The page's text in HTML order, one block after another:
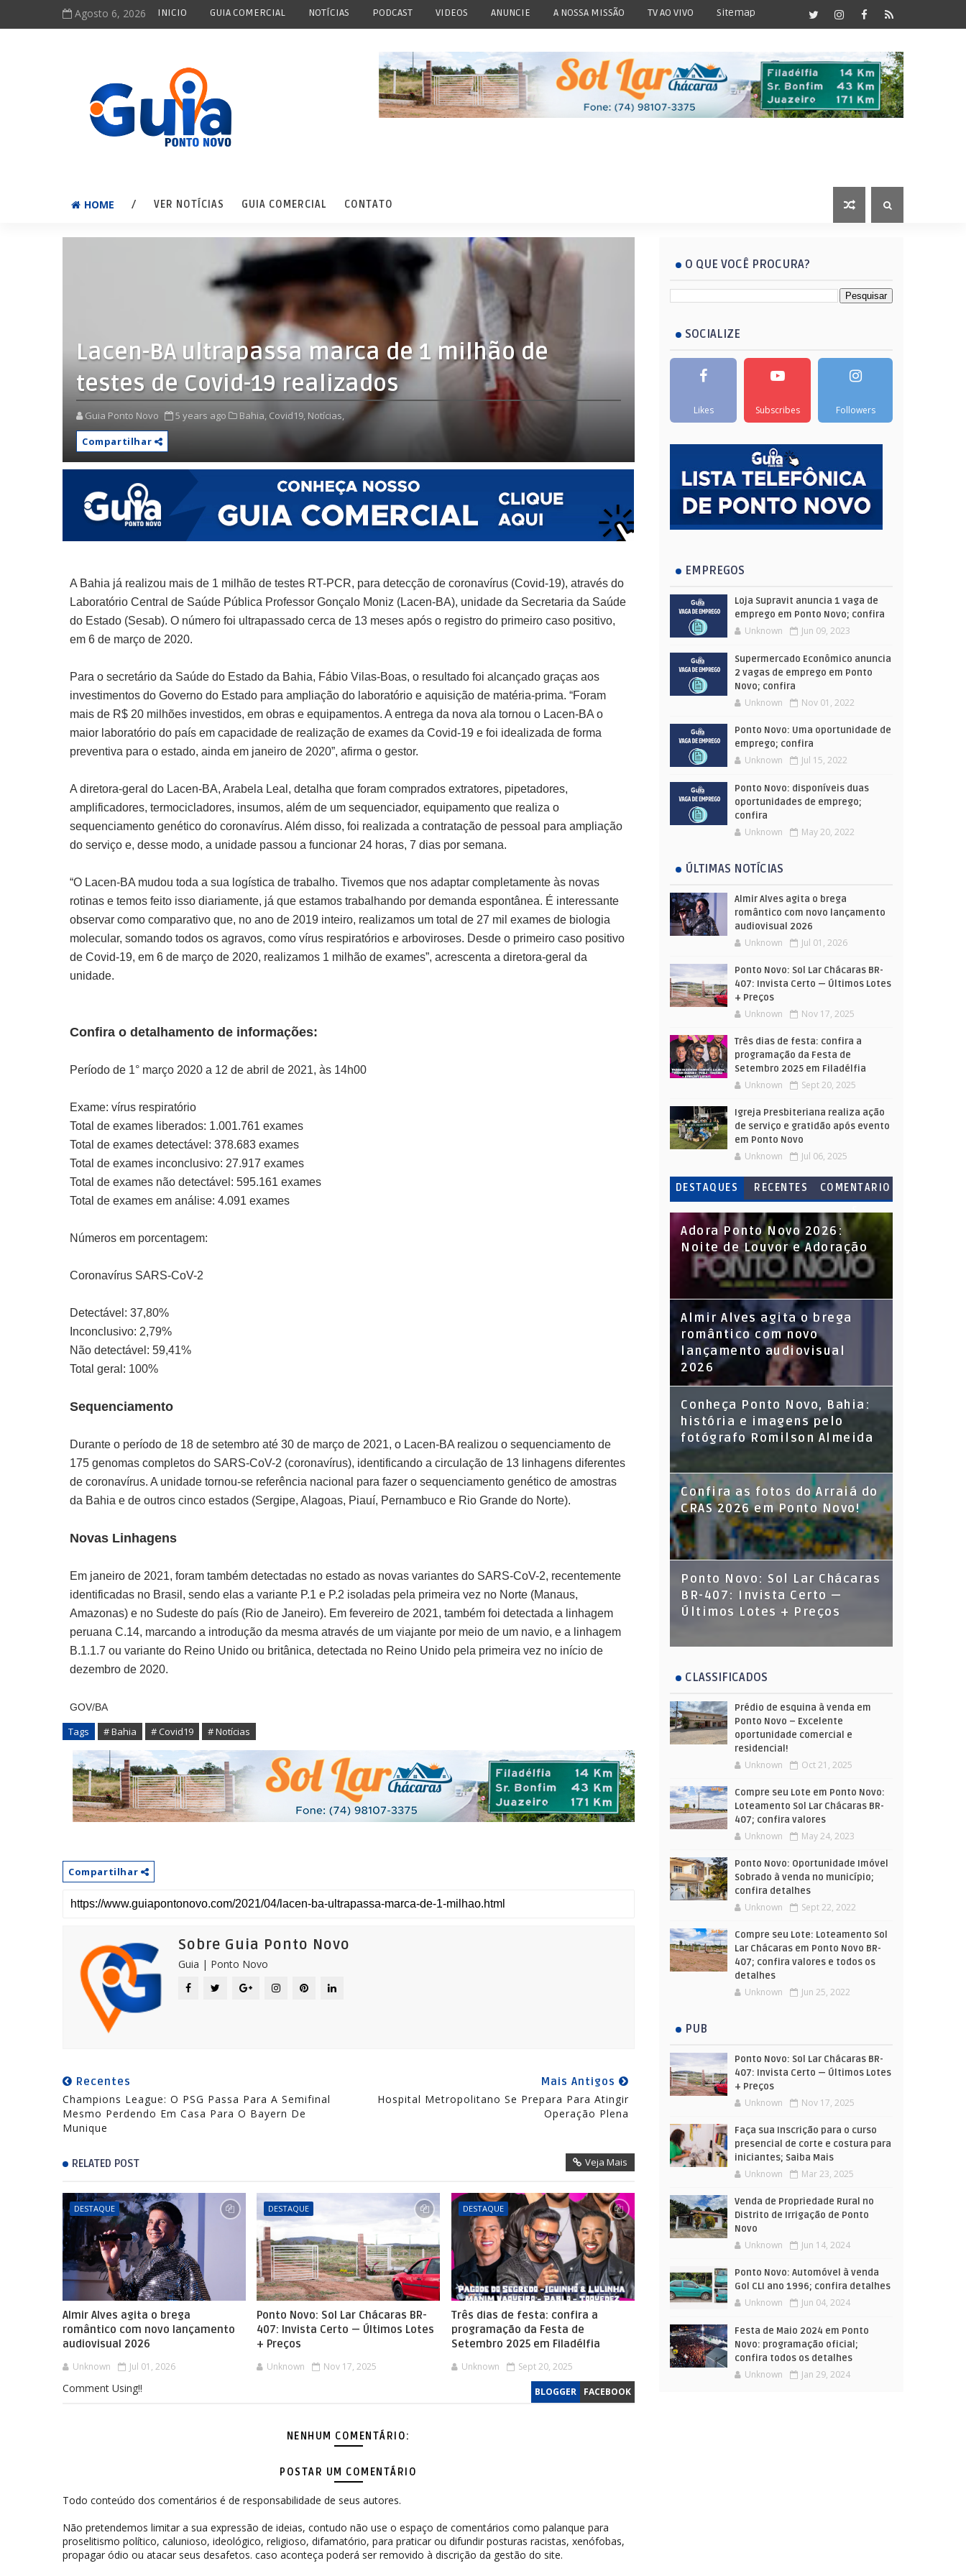
Agosto 6, 2026 INICIO GUIA COMERCIAL NOTÍCIAS PODCAST VIDEOS ANUNCIE A NOSSA MISSÃO TV AO VIVO Sitemap
HOME / VER NOTÍCIAS GUIA COMERCIAL CONTATO
Lacen-BA ultrapassa marca de 1 milhão de
testes de Covid-19 realizados
Guia Ponto Novo 5 years ago Bahia, Covid19, Notícias,
Compartilhar
A Bahia já realizou mais de 1 milhão de testes RT-PCR, para detecção de coronavírus (Covid-19), através do
Laboratório Central de Saúde Pública Professor Gonçalo Moniz (Lacen-BA), unidade da Secretaria da Saúde
do Estado (Sesab). O número foi ultrapassado cerca de 13 meses após o registro do primeiro caso positivo,
em 6 de março de 2020.
Para o secretário da Saúde do Estado da Bahia, Fábio Vilas-Boas, o resultado foi alcançado graças aos
investimentos do Governo do Estado para ampliação do laboratório e aquisição de matéria-prima. “Foram
mais de R$ 20 milhões investidos, em obras e equipamentos. A entrega da nova ala tornou o Lacen-BA o
maior laboratório do país em capacidade de realização de exames da Covid-19 e foi idealizada de forma
preventiva para o estado, ainda em janeiro de 2020”, afirma o gestor.
A diretora-geral do Lacen-BA, Arabela Leal, detalha que foram comprados extratores, pipetadores,
amplificadores, termocicladores, insumos, além de um sequenciador, equipamento que realiza o
sequenciamento genético do coronavírus. Além disso, foi realizada a contratação de pessoal para ampliação
do serviço e, desse modo, a unidade passou a funcionar 24 horas, 7 dias por semana.
“O Lacen-BA mudou toda a sua logística de trabalho. Tivemos que nos adaptar completamente às novas
rotinas e temos feito isso diariamente, já que estamos trabalhando por demanda espontânea. É interessante
observar como comparativo que, no ano de 2019 inteiro, realizamos um total de 27 mil exames de biologia
molecular, somando todos os agravos, como vírus respiratórios e arboviroses. Desde o primeiro caso positivo
de Covid-19, em 6 de março de 2020, realizamos 1 milhão de exames”, acrescenta a diretora-geral da
unidade.
Confira o detalhamento de informações:
Período de 1° março 2020 a 12 de abril de 2021, às 14h00
Exame: vírus respiratório
Total de exames liberados: 1.001.761 exames
Total de exames detectável: 378.683 exames
Total de exames inconclusivo: 27.917 exames
Total de exames não detectável: 595.161 exames
Total de exames em análise: 4.091 exames
Números em porcentagem:
Coronavírus SARS-CoV-2
Detectável: 37,80%
Inconclusivo: 2,79%
Não detectável: 59,41%
Total geral: 100%
Sequenciamento
Durante o período de 18 de setembro até 30 de março de 2021, o Lacen-BA realizou o sequenciamento de
175 genomas completos do SARS-CoV-2 (coronavírus), identificando a circulação de 13 linhagens diferentes
de coronavírus. A unidade tornou-se referência nacional para fazer o sequenciamento genético de amostras
da Bahia e de outros cinco estados (Sergipe, Alagoas, Piauí, Pernambuco e Rio Grande do Norte).
Novas Linhagens
Em janeiro de 2021, foram também detectadas no estado as novas variantes do SARS-CoV-2, recentemente
identificadas no Brasil, sendo elas a variante P.1 e P.2 isoladas pela primeira vez no Norte (Manaus,
Amazonas) e no Sudeste do país (Rio de Janeiro). Em fevereiro de 2021, também foi detectada a linhagem
peruana C.14, marcando a introdução da mesma através de um viajante por meio de um navio, e a linhagem
B.1.1.7 ou variante do Reino Unido ou britânica, detectada no Reino Unido pela primeira vez no início de
dezembro de 2020.
GOV/BA
Tags # Bahia # Covid19 # Notícias
Compartilhar
Sobre Guia Ponto Novo
Guia | Ponto Novo
Recentes
Champions League: O PSG Passa Para A Semifinal
Mesmo Perdendo Em Casa Para O Bayern De
Munique
Mais Antigos
Hospital Metropolitano Se Prepara Para Atingir
Operação Plena
RELATED POST Veja Mais
DESTAQUE
Almir Alves agita o brega
romântico com novo lançamento
audiovisual 2026
Unknown Jul 01, 2026
DESTAQUE
Ponto Novo: Sol Lar Chácaras BR-
407: Invista Certo — Últimos Lotes
+ Preços
Unknown Nov 17, 2025
DESTAQUE
Três dias de festa: confira a
programação da Festa de
Setembro 2025 em Filadélfia
Unknown Sept 20, 2025
BLOGGER FACEBOOK
Comment Using!!
NENHUM COMENTÁRIO:
POSTAR UM COMENTÁRIO
Todo conteúdo dos comentários é de responsabilidade de seus autores.
Não pretendemos limitar a sua expressão de ideias, contudo não use o espaço de comentários como palanque para
proselitismo político, calunioso, ideológico, religioso, difamatório, para praticar ou difundir posturas racistas, xenófobas,
propagar ódio ou atacar seus desafetos. caso aconteça poderá ser removido à discrição da gestão do site.
O QUE VOCÊ PROCURA?
SOCIALIZE
Likes Subscribes Followers
EMPREGOS
Loja Supravit anuncia 1 vaga de
emprego em Ponto Novo; confira
Unknown Jun 09, 2023
Supermercado Econômico anuncia
2 vagas de emprego em Ponto
Novo; confira
Unknown Nov 01, 2022
Ponto Novo: Uma oportunidade de
emprego; confira
Unknown Jul 15, 2022
Ponto Novo: disponíveis duas
oportunidades de emprego;
confira
Unknown May 20, 2022
ÚLTIMAS NOTÍCIAS
Almir Alves agita o brega
romântico com novo lançamento
audiovisual 2026
Unknown Jul 01, 2026
Ponto Novo: Sol Lar Chácaras BR-
407: Invista Certo — Últimos Lotes
+ Preços
Unknown Nov 17, 2025
Três dias de festa: confira a
programação da Festa de
Setembro 2025 em Filadélfia
Unknown Sept 20, 2025
Igreja Presbiteriana realiza ação
de serviço e gratidão após evento
em Ponto Novo
Unknown Jul 06, 2025
DESTAQUES RECENTES
COMENTARIO
S
Adora Ponto Novo 2026:
Noite de Louvor e Adoração
Almir Alves agita o brega
romântico com novo
lançamento audiovisual
2026
Conheça Ponto Novo, Bahia:
história e imagens pelo
fotógrafo Romilson Almeida
Confira as fotos do Arraiá do
CRAS 2026 em Ponto Novo!
Ponto Novo: Sol Lar Chácaras
BR-407: Invista Certo —
Últimos Lotes + Preços
CLASSIFICADOS
Prédio de esquina à venda em
Ponto Novo – Excelente
oportunidade comercial e
residencial!
Unknown Oct 21, 2025
Compre seu Lote em Ponto Novo:
Loteamento Sol Lar Chácaras BR-
407; confira valores
Unknown May 24, 2023
Ponto Novo: Oportunidade Imóvel
Sobrado à venda no município;
confira detalhes
Unknown Sept 22, 2022
Compre seu Lote: Loteamento Sol
Lar Chácaras em Ponto Novo BR-
407; confira valores e todos os
detalhes
Unknown Jun 25, 2022
PUB
Ponto Novo: Sol Lar Chácaras BR-
407: Invista Certo — Últimos Lotes
+ Preços
Unknown Nov 17, 2025
Faça sua Inscrição para o curso
presencial de corte e costura para
iniciantes; Saiba Mais
Unknown Mar 23, 2025
Venda de Propriedade Rural no
Distrito de Irrigação de Ponto
Novo
Unknown Jun 14, 2024
Ponto Novo: Automóvel à venda
Gol CLI ano 1996; confira detalhes
Unknown Jun 04, 2024
Festa de Maio 2024 em Ponto
Novo: programação oficial;
confira todos os detalhes
Unknown Jan 29, 2024